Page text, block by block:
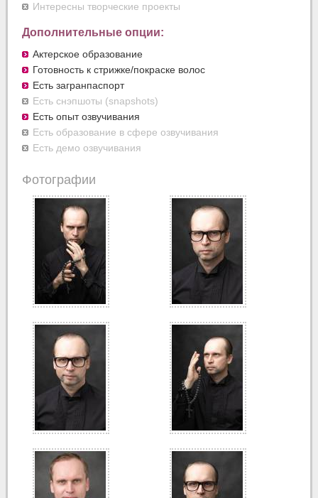
Интересны творческие проекты
Дополнительные опции:
Актерское образование
Готовность к стрижке/покраске волос
Есть загранпаспорт
Есть снэпшоты (snapshots)
Есть опыт озвучивания
Есть образование в сфере озвучивания
Есть демо озвучивания
Фотографии